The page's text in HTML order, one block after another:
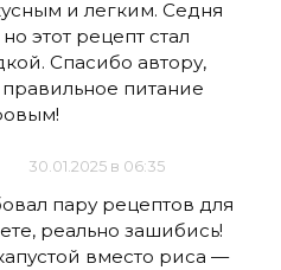
и легким. Седня
этот рецепт стал
Спасибо автору,
питание
30.01.2025 в 06:35
пару рецептов для
реально зашибись!
вместо риса —